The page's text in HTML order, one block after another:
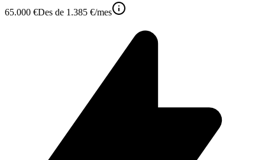
65.000 €Des de 1.385 €/mes